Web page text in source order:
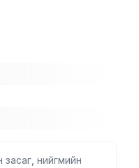
засаг, нийгмийн